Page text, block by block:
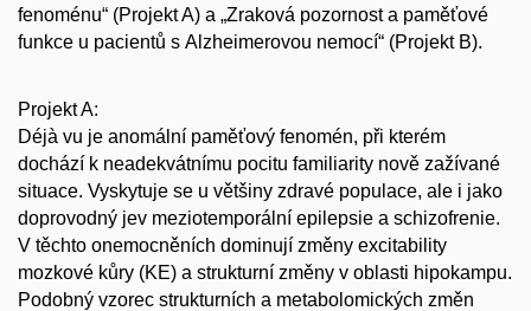
fenoménu“ (Projekt A) a „Zraková pozornost a paměťové
funkce u pacientů s Alzheimerovou nemocí“ (Projekt B).
Projekt A:
Déjà vu je anomální paměťový fenomén, při kterém
dochází k neadekvátnímu pocitu familiarity nově zažívané
situace. Vyskytuje se u většiny zdravé populace, ale i jako
doprovodný jev meziotemporální epilepsie a schizofrenie.
V těchto onemocněních dominují změny excitability
mozkové kůry (KE) a strukturní změny v oblasti hipokampu.
Podobný vzorec strukturních a metabolomických změn